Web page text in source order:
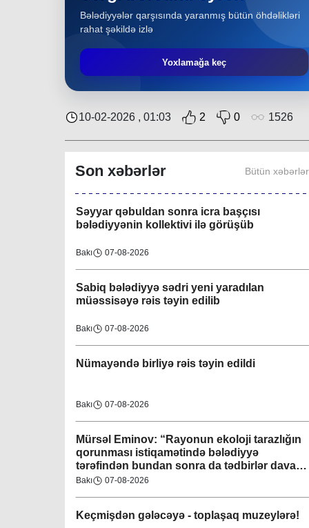
Bələdiyyələr qarşısında yaranmış bütün öhdəlikləri
rahat şəkildə izlə
Yoxlamağa keç
10-02-2026 , 01:03 2 0 1526
Son xəbərlər Bütün xəbərlər
Region 30-07-2026
: “Rayon ərazisində həyata
keçirilən layihələrə Nəsimi bələdiyyəsi də öz
Region 08-08-2026
Səyyar qəbuldan sonra icra başçısı
bələdiyyənin kollektivi ilə görüşüb
Bakı 07-08-2026
Sabiq bələdiyyə sədri yeni yaradılan
müəssisəyə rəis təyin edilib
Bakı 07-08-2026
Nümayəndə birliyə rəis təyin edildi
Bakı 07-08-2026
Mürsəl Eminov: “Rayonun ekoloji tarazlığın
qorunması istiqamətində bələdiyyə
tərəfindən bundan sonra da tədbirlər davam
etdiriləcəkdir”
Bakı 07-08-2026
Keçmişdən gələcəyə - toplaşaq muzeylərə!